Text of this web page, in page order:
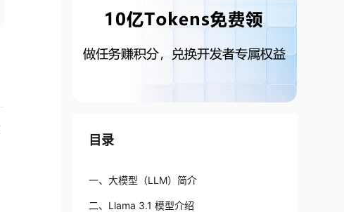
目录
一、大模型（LLM）简介
二、Llama 3.1 模型介绍